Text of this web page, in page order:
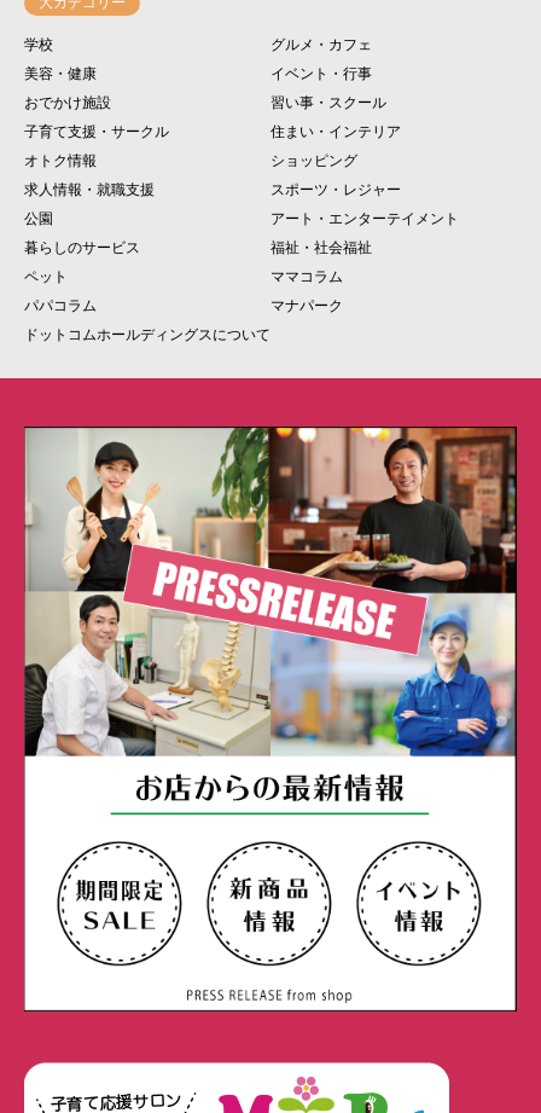
学校
グルメ・カフェ
美容・健康
イベント・行事
おでかけ施設
習い事・スクール
子育て支援・サークル
住まい・インテリア
オトク情報
ショッピング
求人情報・就職支援
スポーツ・レジャー
公園
アート・エンターテイメント
暮らしのサービス
福祉・社会福祉
ペット
ママコラム
パパコラム
マナパーク
ドットコムホールディングスについて